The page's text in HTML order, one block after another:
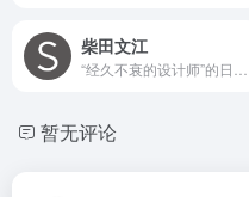
柴田文江
暂无评论